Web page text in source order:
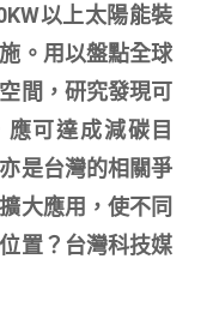
以上太陽能裝
。用以盤點全球
間，研究發現可
可達成減碳目
是台灣的相關爭
大應用，使不同
置？台灣科技媒